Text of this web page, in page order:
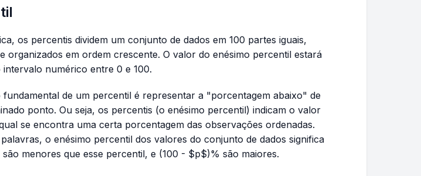
os percentis dividem um conjunto de dados em 100 partes iguais,
organizados em ordem crescente. O valor do enésimo percentil estará
intervalo numérico entre 0 e 100.
fundamental de um percentil é representar a "porcentagem abaixo" de
ponto. Ou seja, os percentis (o enésimo percentil) indicam o valor
se encontra uma certa porcentagem das observações ordenadas.
o enésimo percentil dos valores do conjunto de dados significa
menores que esse percentil, e (100 - $p$)% são maiores.